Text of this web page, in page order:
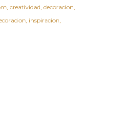
creatividad decoracion
inspiracion